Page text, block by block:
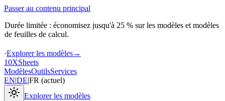
Passer au contenu principal
Durée limitée : économisez jusqu'à 25 % sur les modèles et modèles
de feuilles de calcul.
·Explorer les modèles→
10XSheets
ModèlesOutilsServices
EN|DE|FR (actuel)
Explorer les modèles